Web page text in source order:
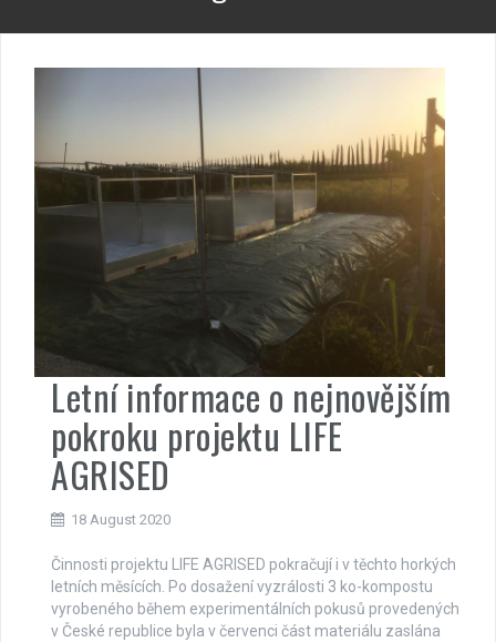
Letní informace o nejnovějším
pokroku projektu LIFE
AGRISED
18 August 2020
Činnosti projektu LIFE AGRISED pokračují i ​​v těchto horkých
letních měsících. Po dosažení vyzrálosti 3 ko-kompostu
vyrobeného během experimentálních pokusů provedených
v České republice byla v červenci část materiálu zaslána